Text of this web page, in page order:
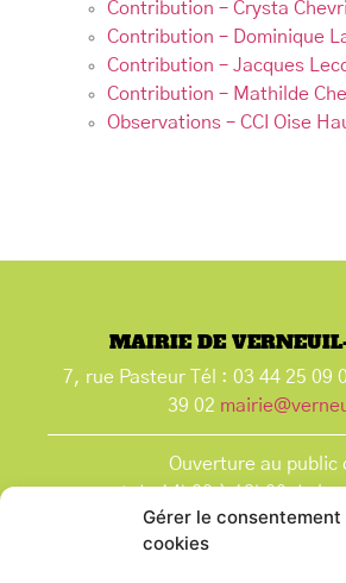
Gérer le consentement
cookies
Contribution – Crysta
Contribution – Dominique
Contribution – Jacques
Contribution – Mathilde
Observations – CCI Oise
MAIRIE DE
7, rue Pasteur Tél : 03 44 25 09
39 02
Ouverture au public
et de 14h00 à 18h00 du
et le samedi